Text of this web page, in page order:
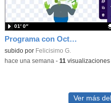
Programa con OctoStudio, un juego homenajeando al House of the dead con Zombies
Contenido educativo.
subido por Felicisimo G.
01′ 0″
-hace una semana - 11 visualizaciones
Ver más